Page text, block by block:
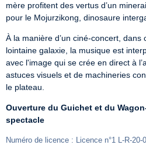
mère profitent des vertus d’un
pour le Mojurzikong, dinosaure
À la manière d’un ciné-concert, dans
lointaine galaxie, la musique est
avec l'image qui se crée en direct à
astuces visuels et de machineries
le plateau.
Ouverture du Guichet et du
spectacle
Numéro de licence : Licence n°1 L-R-